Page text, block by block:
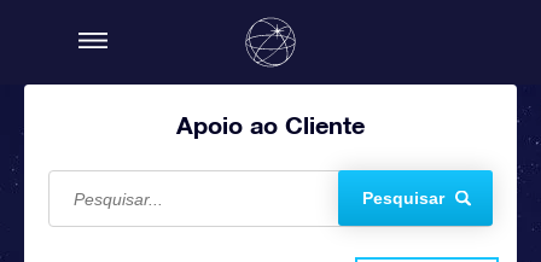
Apoio ao Cliente
Pesquisar